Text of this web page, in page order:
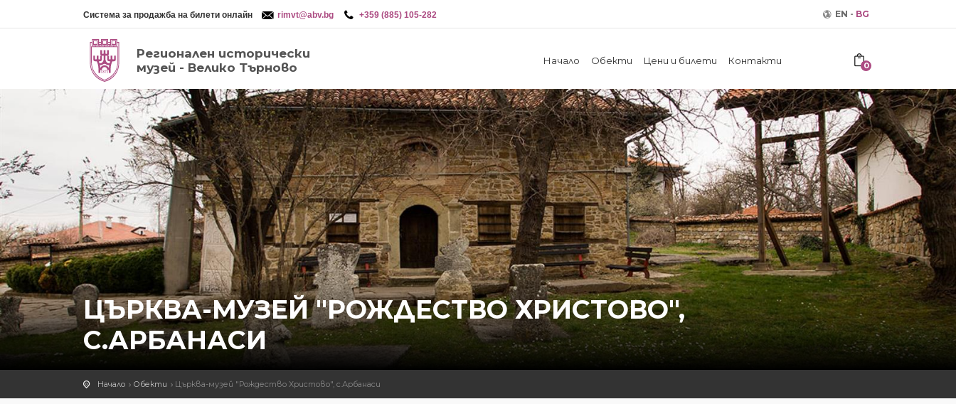
Система за продажба на билети онлайн rimvt@abv.bg +359 (885) 105-282 EN - BG
Регионален исторически
музей - Велико Търново
Начало Обекти Цени и билети Контакти 0
ЦЪРКВА-МУЗЕЙ "РОЖДЕСТВО ХРИСТОВО",
С.АРБАНАСИ
Начало Обекти Църква-музей "Рождество Христово", с.Арбанаси